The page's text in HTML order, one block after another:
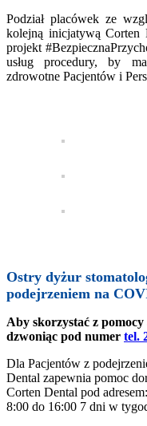
Podział placówek ze
kolejną inicjatywą Corten
projekt
usług procedury, by
zdrowotne Pacjentów i
Ostry dyżur
podejrzeniem na
Aby skorzystać z
dzwoniąc pod numer tel.
Dla Pacjentów z
Dental zapewnia pomoc
Corten Dental pod
8:00 do 16:00 7 dni w